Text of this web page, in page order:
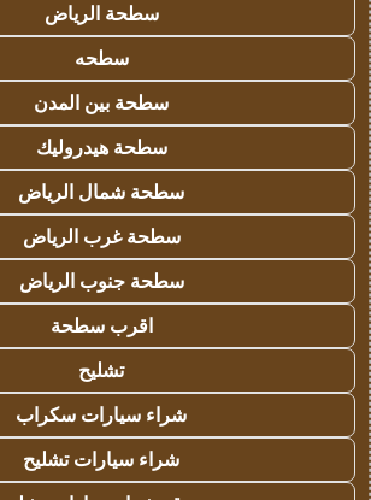
سطحة الرياض
سطحه
سطحة بين المدن
سطحة هيدروليك
سطحة شمال الرياض
سطحة غرب الرياض
سطحة جنوب الرياض
اقرب سطحة
تشليح
شراء سيارات سكراب
شراء سيارات تشليح